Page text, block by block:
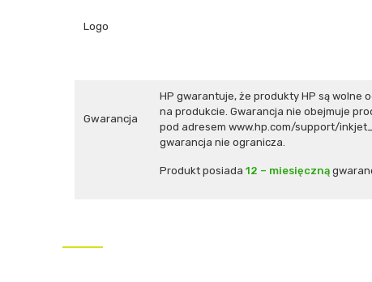
Logo
Gwarancja
HP gwarantuje, że produkty HP są wolne
na produkcie. Gwarancja nie obejmuje
pod adresem www.hp.com/support/
gwarancja nie ogranicza.
Produkt posiada 12 – miesięczną